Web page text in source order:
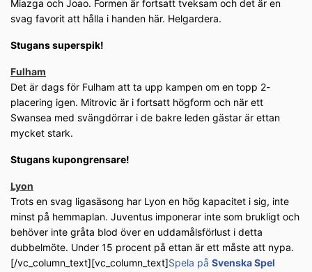
Miazga och Joao. Formen är fortsatt tveksam och det är en
svag favorit att hålla i handen här. Helgardera.
Stugans superspik!
Fulham
Det är dags för Fulham att ta upp kampen om en topp 2-
placering igen. Mitrovic är i fortsatt högform och när ett
Swansea med svängdörrar i de bakre leden gästar är ettan
mycket stark.
Stugans kupongrensare!
Lyon
Trots en svag ligasäsong har Lyon en hög kapacitet i sig, inte
minst på hemmaplan. Juventus imponerar inte som brukligt och
behöver inte gråta blod över en uddamålsförlust i detta
dubbelmöte. Under 15 procent på ettan är ett måste att nypa.
[/vc_column_text][vc_column_text]Spela på Svenska Spel